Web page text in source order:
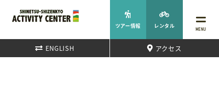
MENU
ツアー情報 レンタル
ENGLISH アクセス